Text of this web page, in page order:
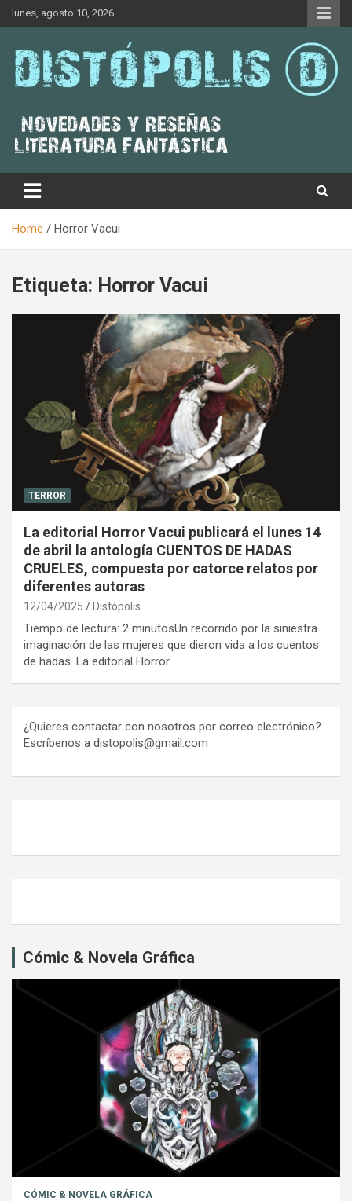
Skip
to
lunes, agosto 10, 2026
Distópolis
Home Horror Vacui
Etiqueta: Horror Vacui
TERROR
La editorial Horror Vacui publicará el lunes 14
de abril la antología CUENTOS DE HADAS
CRUELES, compuesta por catorce relatos por
diferentes autoras
12/04/2025 Distópolis
Tiempo de lectura: 2 minutosUn recorrido por la siniestra
imaginación de las mujeres que dieron vida a los cuentos
de hadas. La editorial Horror…
¿Quieres contactar con nosotros por correo electrónico?
Escríbenos a distopolis@gmail.com
Cómic & Novela Gráfica
CÓMIC & NOVELA GRÁFICA